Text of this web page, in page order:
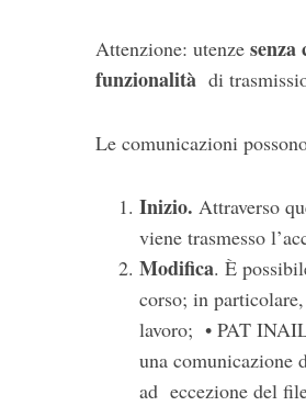
Attenzione: utenze senza
funzionalità di
Le comunicazioni
Inizio. Attraverso
viene trasmesso
Modifica. È
corso; in
lavoro; • PAT
una comunicazione
ad eccezione del